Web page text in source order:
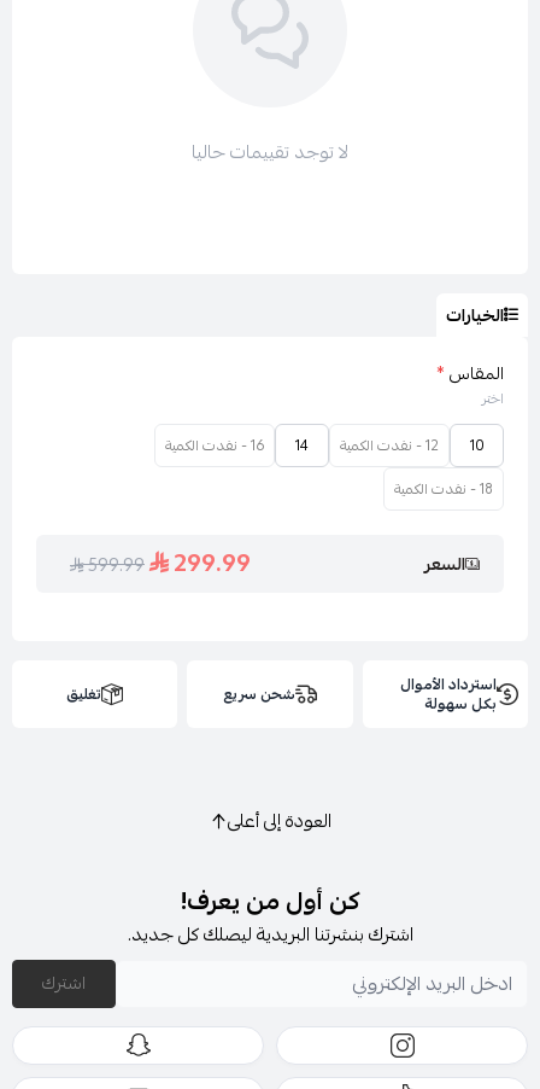
لا توجد تقييمات حاليا
الخيارات
المقاس*
اختر
10 12 - نفدت الكمية 14
16 - نفدت الكمية
18 - نفدت الكمية
السعر 299.99
599.99
استرداد الأموال
بكل سهولة شحن سريع تغليق
العودة إلى أعلى
كن أول من يعرف!
اشترك بنشرتنا البريدية ليصلك كل جديد.
اشترك